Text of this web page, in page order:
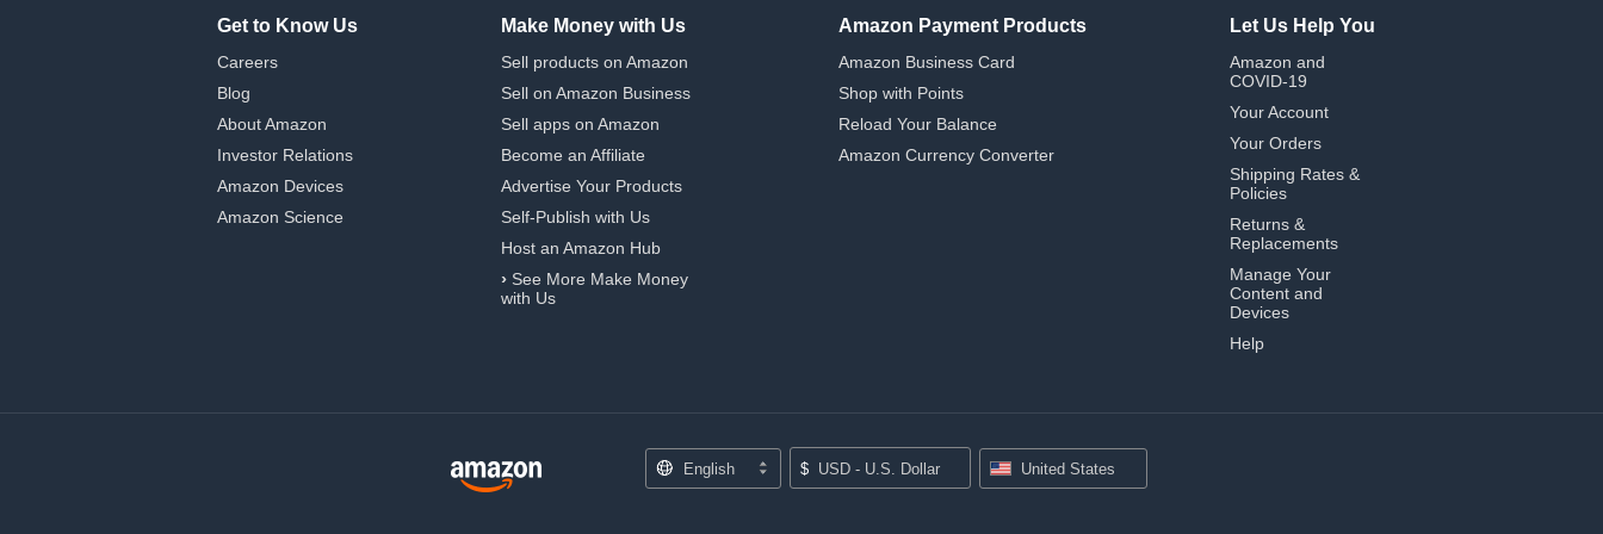
Get to Know Us
Careers
Blog
About Amazon
Investor Relations
Amazon Devices
Amazon Science
Make Money with Us
Sell products on Amazon
Sell on Amazon Business
Sell apps on Amazon
Become an Affiliate
Advertise Your Products
Self-Publish with Us
Host an Amazon Hub
› See More Make Money
with Us
Amazon Payment Products
Amazon Business Card
Shop with Points
Reload Your Balance
Amazon Currency Converter
Let Us Help You
Amazon and
COVID-19
Your Account
Your Orders
Shipping Rates &
Policies
Returns &
Replacements
Manage Your
Content and
Devices
Help
English $ USD - U.S. Dollar United States